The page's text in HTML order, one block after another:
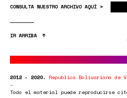
CONSULTA NUESTRO ARCHIVO AQUÍ >
IR ARRIBA
2012 - 2020. República Bolivariana de
Todo el material puede reproducirse